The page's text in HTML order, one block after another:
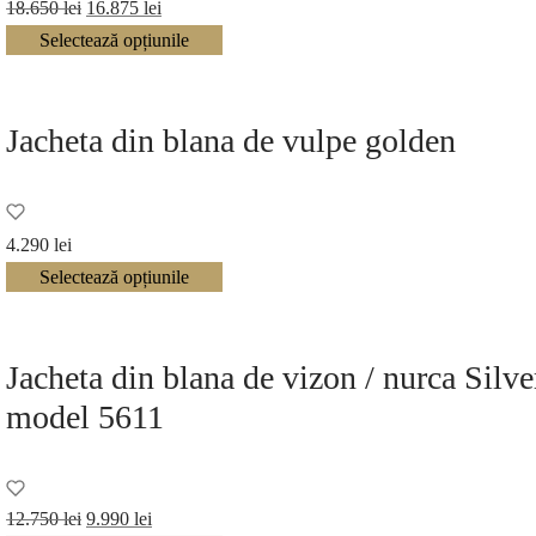
18.650lei Prețul
inițial a
16.875 lei
curent
Selectează opțiunile
Jacheta din blana de vulpe golden
4.290 lei
Selectează opțiunile
Jacheta din blana de vizon / nurca
model 5611
12.750lei Prețul
9.990 lei